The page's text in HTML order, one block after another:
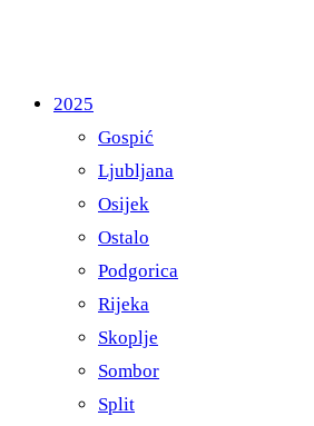
2025
Gospić
Ljubljana
Osijek
Ostalo
Podgorica
Rijeka
Skoplje
Sombor
Split